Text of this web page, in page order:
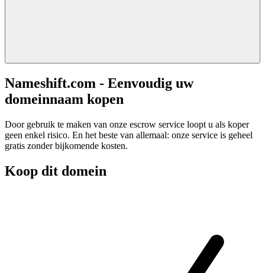
Nameshift.com - Eenvoudig uw
domeinnaam kopen
Door gebruik te maken van onze escrow service loopt u als koper
geen enkel risico. En het beste van allemaal: onze service is geheel
gratis zonder bijkomende kosten.
Koop dit domein